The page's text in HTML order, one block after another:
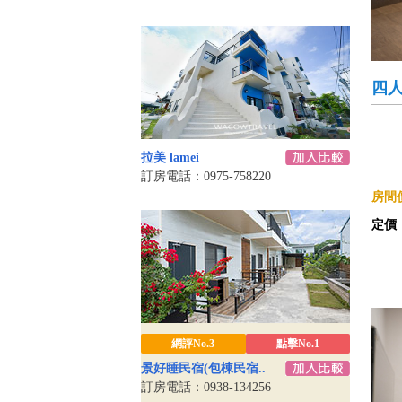
拉美 lamei
訂房電話：0975-758220
網評No.3 點擊No.1
景好睡民宿(包棟民宿..
訂房電話：0938-134256
四
房間
定價